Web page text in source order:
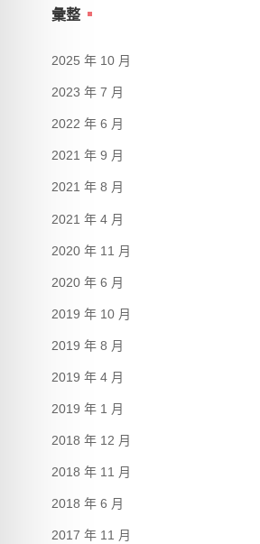
彙整
2025 年 10 月
2023 年 7 月
2022 年 6 月
2021 年 9 月
2021 年 8 月
2021 年 4 月
2020 年 11 月
2020 年 6 月
2019 年 10 月
2019 年 8 月
2019 年 4 月
2019 年 1 月
2018 年 12 月
2018 年 11 月
2018 年 6 月
2017 年 11 月